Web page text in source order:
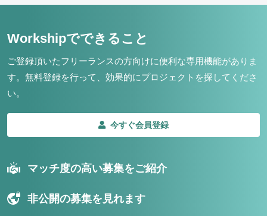
Workshipでできること
ご登録頂いたフリーランスの方向けに便利な専用機能がありま
す。 無料登録を行って、効果的にプロジェクトを探してくださ
い。
今すぐ会員登録
マッチ度の高い募集をご紹介
非公開の募集を見れます